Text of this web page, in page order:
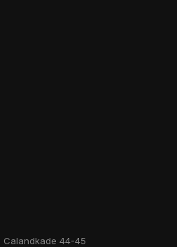
Calandkade 44-45